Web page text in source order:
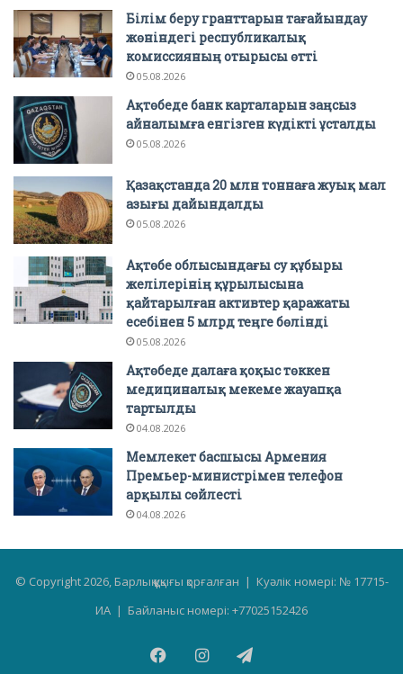
Білім беру гранттарын тағайындау
жөніндегі республикалық
комиссияның отырысы өтті
05.08.2026
Ақтөбеде банк карталарын заңсыз
айналымға енгізген күдікті ұсталды
05.08.2026
Қазақстанда 20 млн тоннаға жуық мал
азығы дайындалды
05.08.2026
Ақтөбе облысындағы су құбыры
желілерінің құрылысына
қайтарылған активтер қаражаты
есебінен 5 млрд теңге бөлінді
05.08.2026
Ақтөбеде далаға қоқыс төккен
медициналық мекеме жауапқа
тартылды
04.08.2026
Мемлекет басшысы Армения
Премьер-министрімен телефон
арқылы сөйлесті
04.08.2026
© Copyright 2026, Барлық құқығы қорғалған | Куәлік номері: № 17715-
ИА | Байланыс номері: +77025152426
FacebookInstagramTelegram